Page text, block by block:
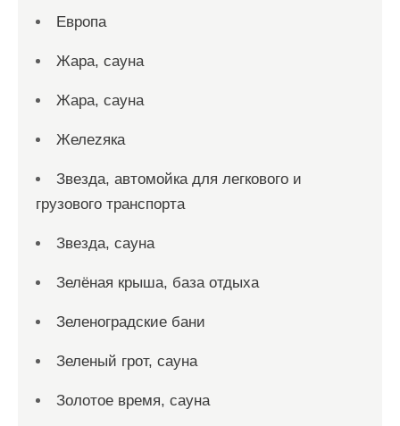
Европа
Жара, сауна
Жара, сауна
Желеzяка
Звезда, автомойка для легкового и
грузового транспорта
Звезда, сауна
Зелёная крыша, база отдыха
Зеленоградские бани
Зеленый грот, сауна
Золотое время, сауна